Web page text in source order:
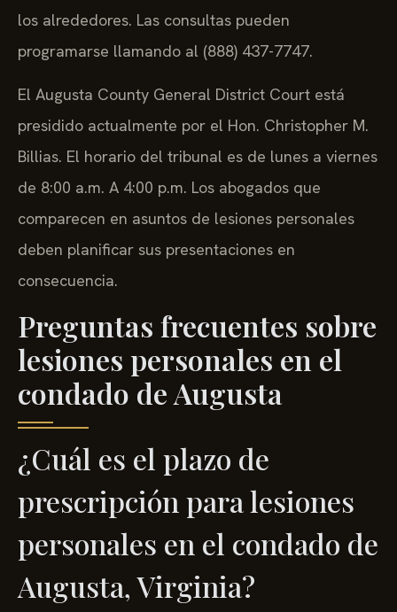
los alrededores. Las consultas pueden
programarse llamando al (888) 437-7747.
El Augusta County General District Court está
presidido actualmente por el Hon. Christopher M.
Billias. El horario del tribunal es de lunes a viernes
de 8:00 a.m. A 4:00 p.m. Los abogados que
comparecen en asuntos de lesiones personales
deben planificar sus presentaciones en
consecuencia.
Preguntas frecuentes sobre
lesiones personales en el
condado de Augusta
¿Cuál es el plazo de
prescripción para lesiones
personales en el condado de
Augusta, Virginia?